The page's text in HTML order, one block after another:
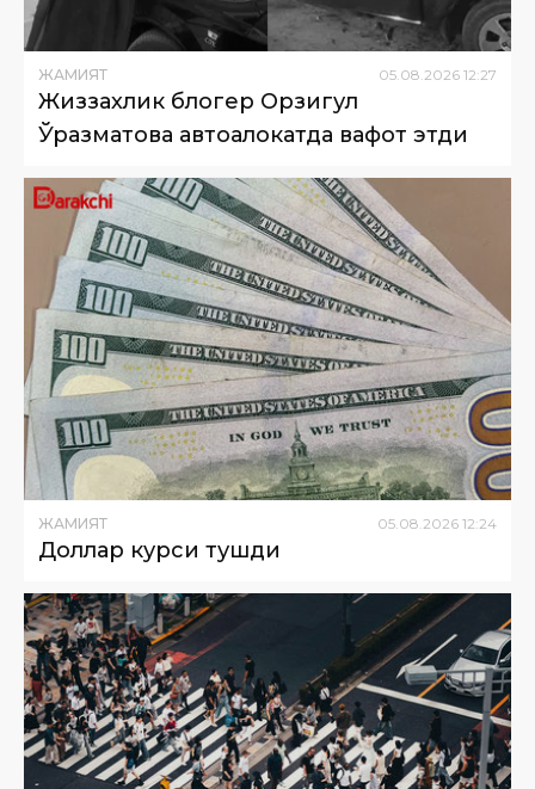
ЖАМИЯТ 05.08.2026 12:27
Жиззахлик блогер Орзигул
Ўразматова автоҳалокатда вафот этди
ЖАМИЯТ 05 08 2026 12:24
Доллар курси тушди